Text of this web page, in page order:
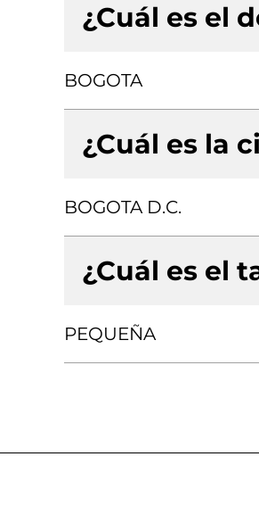
¿Cuál es el
BOGOTA
¿Cuál es la
BOGOTA D.C.
¿Cuál es el
PEQUEÑA